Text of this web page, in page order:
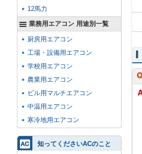
12馬力
業務用エアコン 用途別一覧
厨房用エアコン
工場・設備用エアコン
学校用エアコン
農業用エアコン
ビル用マルチエアコン
中温用エアコン
寒冷地用エアコン
知ってくださいACのこと